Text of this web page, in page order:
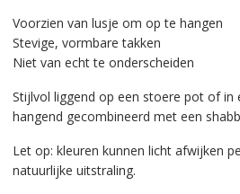
Voorzien van lusje om op te hangen
Stevige, vormbare takken
Niet van echt te onderscheiden
Stijlvol liggend op een stoere pot of in
hangend gecombineerd met een
Let op: kleuren kunnen licht afwijken
natuurlijke uitstraling.